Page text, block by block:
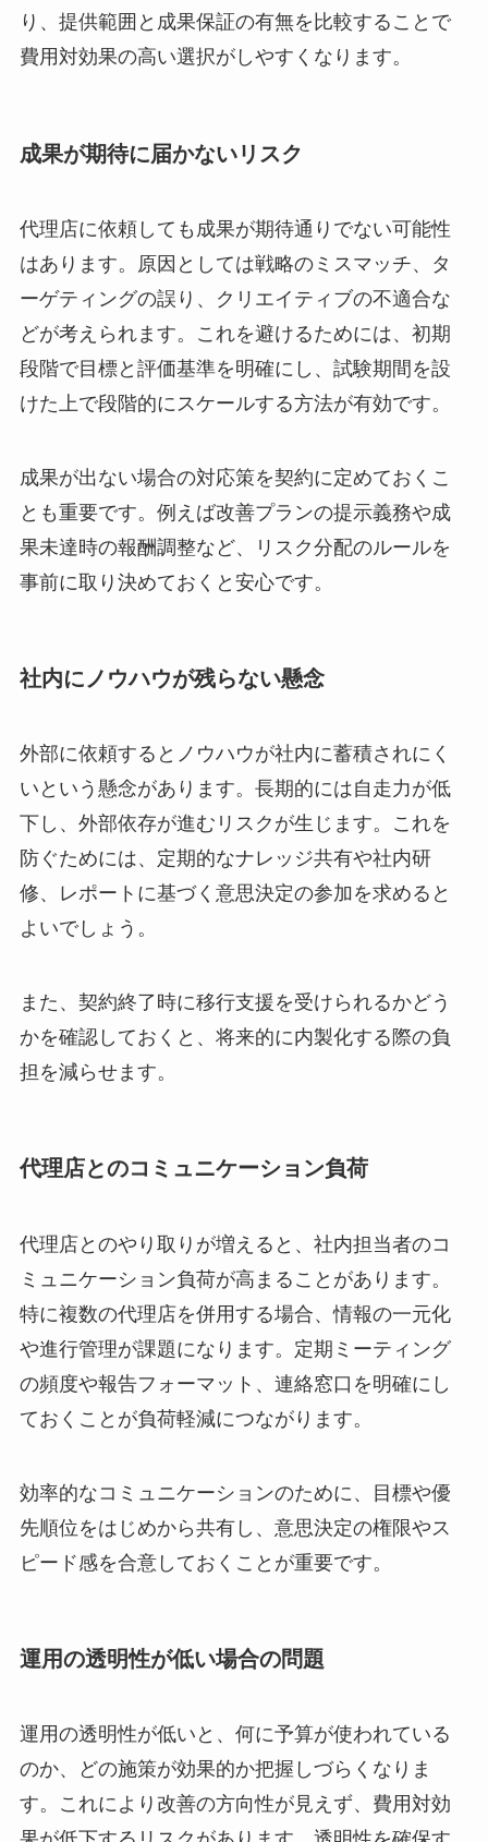
り、提供範囲と成果保証の有無を比較することで
費用対効果の高い選択がしやすくなります。
成果が期待に届かないリスク
代理店に依頼しても成果が期待通りでない可能性
はあります。原因としては戦略のミスマッチ、タ
ーゲティングの誤り、クリエイティブの不適合な
どが考えられます。これを避けるためには、初期
段階で目標と評価基準を明確にし、試験期間を設
けた上で段階的にスケールする方法が有効です。
成果が出ない場合の対応策を契約に定めておくこ
とも重要です。例えば改善プランの提示義務や成
果未達時の報酬調整など、リスク分配のルールを
事前に取り決めておくと安心です。
社内にノウハウが残らない懸念
外部に依頼するとノウハウが社内に蓄積されにく
いという懸念があります。長期的には自走力が低
下し、外部依存が進むリスクが生じます。これを
防ぐためには、定期的なナレッジ共有や社内研
修、レポートに基づく意思決定の参加を求めると
よいでしょう。
また、契約終了時に移行支援を受けられるかどう
かを確認しておくと、将来的に内製化する際の負
担を減らせます。
代理店とのコミュニケーション負荷
代理店とのやり取りが増えると、社内担当者のコ
ミュニケーション負荷が高まることがあります。
特に複数の代理店を併用する場合、情報の一元化
や進行管理が課題になります。定期ミーティング
の頻度や報告フォーマット、連絡窓口を明確にし
ておくことが負荷軽減につながります。
効率的なコミュニケーションのために、目標や優
先順位をはじめから共有し、意思決定の権限やス
ピード感を合意しておくことが重要です。
運用の透明性が低い場合の問題
運用の透明性が低いと、何に予算が使われている
のか、どの施策が効果的か把握しづらくなりま
す。これにより改善の方向性が見えず、費用対効